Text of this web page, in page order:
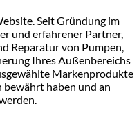
Seit Gründung im
und erfahrener Partner,
Reparatur von Pumpen,
Ihres Außenbereichs
Markenprodukte
haben und an